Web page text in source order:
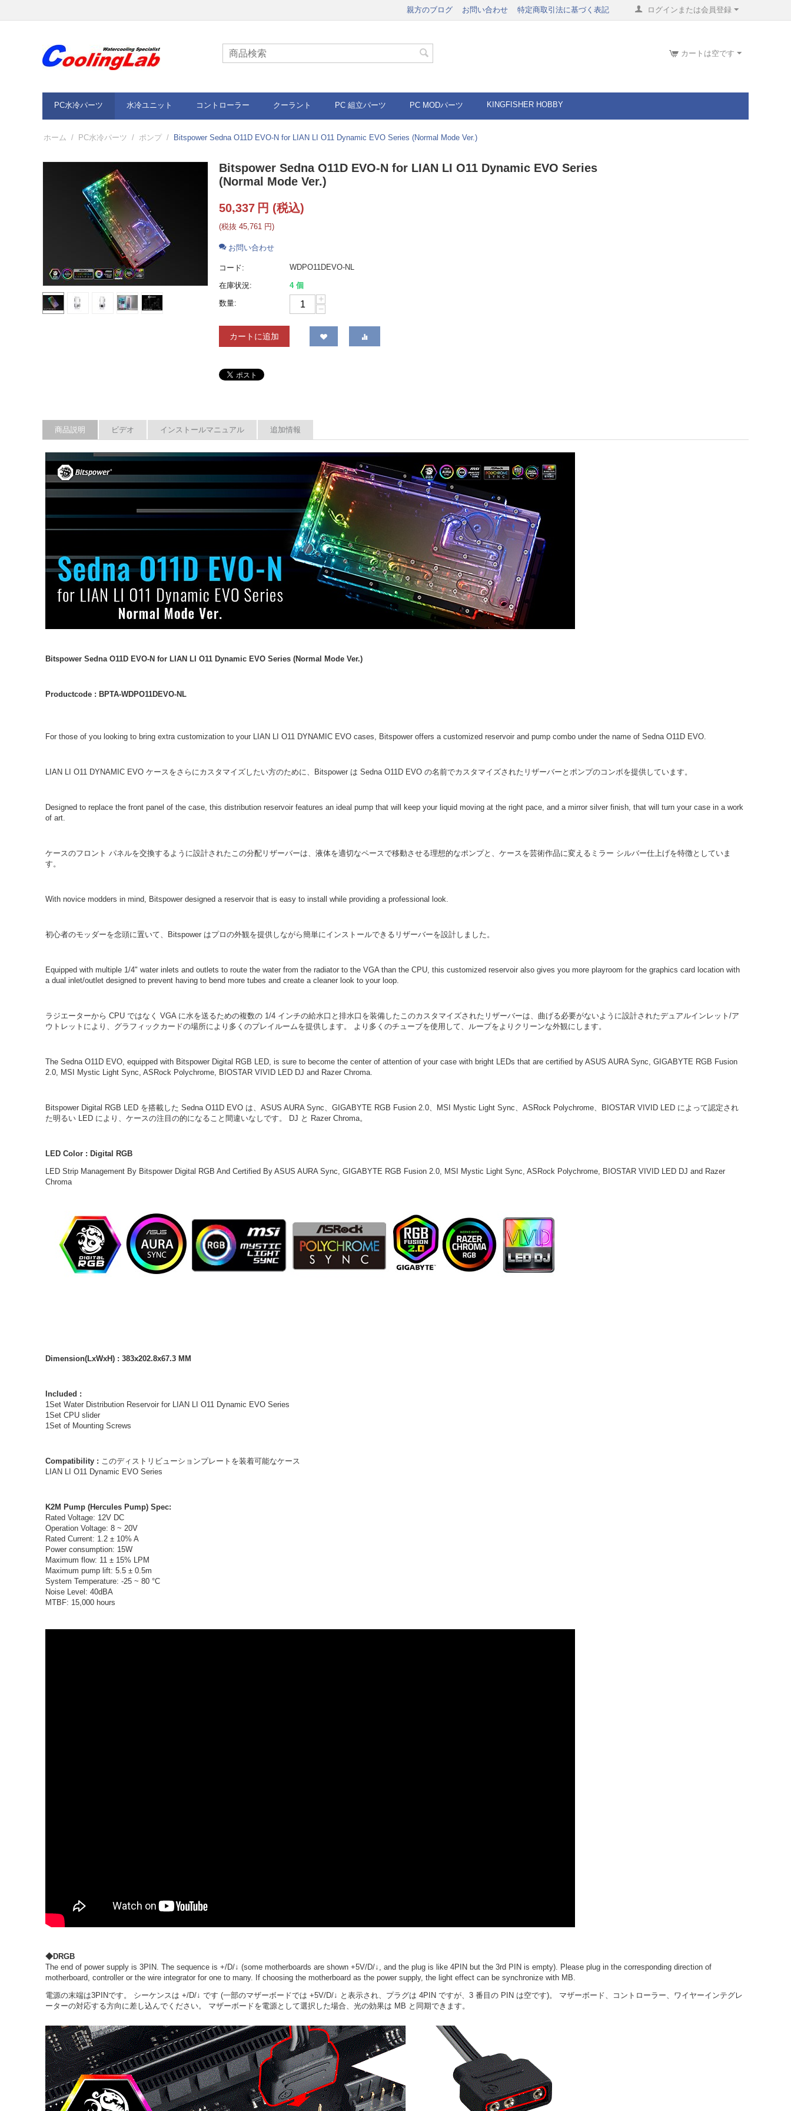
ログインまたは会員登録
親方のブログ お問い合わせ 特定商取引法に基づく表記
カートは空です
PC水冷パーツ 水冷ユニット コントローラー クーラント PC 組立パーツ PC MODパーツ KINGFISHER HOBBY
ホーム / PC水冷パーツ / ポンプ / Bitspower Sedna O11D EVO-N for LIAN LI O11 Dynamic EVO Series (Normal Mode Ver.)
Bitspower Sedna O11D EVO-N for LIAN LI O11 Dynamic EVO Series
(Normal Mode Ver.)
50,337 円 (税込)
(税抜 45,761 円)
お問い合わせ
コード: WDPO11DEVO-NL
在庫状況:
4 個
数量:
+
−
カートに追加
商品説明 ビデオ インストールマニュアル 追加情報
Bitspower Sedna O11D EVO-N for LIAN LI O11 Dynamic EVO Series (Normal Mode Ver.)
Productcode : BPTA-WDPO11DEVO-NL
For those of you looking to bring extra customization to your LIAN LI O11 DYNAMIC EVO cases, Bitspower offers a customized reservoir and pump combo under the name of Sedna O11D EVO.
LIAN LI O11 DYNAMIC EVO ケースをさらにカスタマイズしたい方のために、Bitspower は Sedna O11D EVO の名前でカスタマイズされたリザーバーとポンプのコンボを提供しています。
Designed to replace the front panel of the case, this distribution reservoir features an ideal pump that will keep your liquid moving at the right pace, and a mirror silver finish, that will turn your case in a work
of art.
ケースのフロント パネルを交換するように設計されたこの分配リザーバーは、液体を適切なペースで移動させる理想的なポンプと、ケースを芸術作品に変えるミラー シルバー仕上げを特徴としていま
す。
With novice modders in mind, Bitspower designed a reservoir that is easy to install while providing a professional look.
初心者のモッダーを念頭に置いて、Bitspower はプロの外観を提供しながら簡単にインストールできるリザーバーを設計しました。
Equipped with multiple 1/4" water inlets and outlets to route the water from the radiator to the VGA than the CPU, this customized reservoir also gives you more playroom for the graphics card location with
a dual inlet/outlet designed to prevent having to bend more tubes and create a cleaner look to your loop.
ラジエーターから CPU ではなく VGA に水を送るための複数の 1/4 インチの給水口と排水口を装備したこのカスタマイズされたリザーバーは、曲げる必要がないように設計されたデュアルインレット/ア
ウトレットにより、グラフィックカードの場所により多くのプレイルームを提供します。 より多くのチューブを使用して、ループをよりクリーンな外観にします。
The Sedna O11D EVO, equipped with Bitspower Digital RGB LED, is sure to become the center of attention of your case with bright LEDs that are certified by ASUS AURA Sync, GIGABYTE RGB Fusion
2.0, MSI Mystic Light Sync, ASRock Polychrome, BIOSTAR VIVID LED DJ and Razer Chroma.
Bitspower Digital RGB LED を搭載した Sedna O11D EVO は、ASUS AURA Sync、GIGABYTE RGB Fusion 2.0、MSI Mystic Light Sync、ASRock Polychrome、BIOSTAR VIVID LED によって認定され
た明るい LED により、ケースの注目の的になること間違いなしです。 DJ と Razer Chroma。
LED Color : Digital RGB
LED Strip Management By Bitspower Digital RGB And Certified By ASUS AURA Sync, GIGABYTE RGB Fusion 2.0, MSI Mystic Light Sync, ASRock Polychrome, BIOSTAR VIVID LED DJ and Razer
Chroma
Dimension(LxWxH) : 383x202.8x67.3 MM
Included :
1Set Water Distribution Reservoir for LIAN LI O11 Dynamic EVO Series
1Set CPU slider
1Set of Mounting Screws
Compatibility : このディストリビューションプレートを装着可能なケース
LIAN LI O11 Dynamic EVO Series
K2M Pump (Hercules Pump) Spec:
Rated Voltage: 12V DC
Operation Voltage: 8 ~ 20V
Rated Current: 1.2 ± 10% A
Power consumption: 15W
Maximum flow: 11 ± 15% LPM
Maximum pump lift: 5.5 ± 0.5m
System Temperature: -25 ~ 80 °C
Noise Level: 40dBA
MTBF: 15,000 hours
◆DRGB
The end of power supply is 3PIN. The sequence is +/D/↓ (some motherboards are shown +5V/D/↓, and the plug is like 4PIN but the 3rd PIN is empty). Please plug in the corresponding direction of
motherboard, controller or the wire integrator for one to many. If choosing the motherboard as the power supply, the light effect can be synchronize with MB.
電源の末端は3PINです。 シーケンスは +/D/↓ です (一部のマザーボードでは +5V/D/↓ と表示され、プラグは 4PIN ですが、3 番目の PIN は空です)。 マザーボード、コントローラー、ワイヤーインテグレ
ーターの対応する方向に差し込んでください。 マザーボードを電源として選択した場合、光の効果は MB と同期できます。